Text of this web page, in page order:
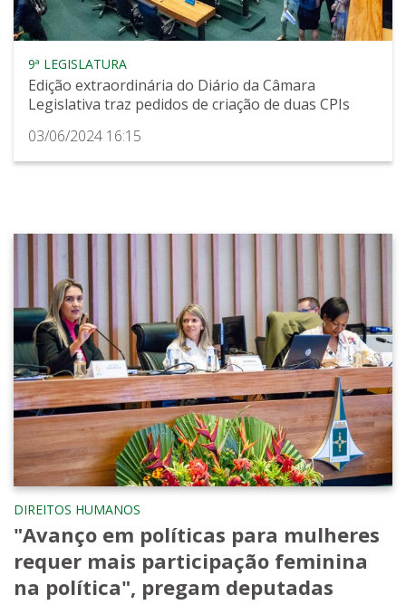
9ª LEGISLATURA
Edição extraordinária do Diário da Câmara
Legislativa traz pedidos de criação de duas CPIs
03/06/2024 16:15
DIREITOS HUMANOS
"Avanço em políticas para mulheres
requer mais participação feminina
na política", pregam deputadas